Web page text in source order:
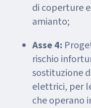
di coperture
amianto;
Asse 4:
rischio
sostituzione
elettrici, per
che operano